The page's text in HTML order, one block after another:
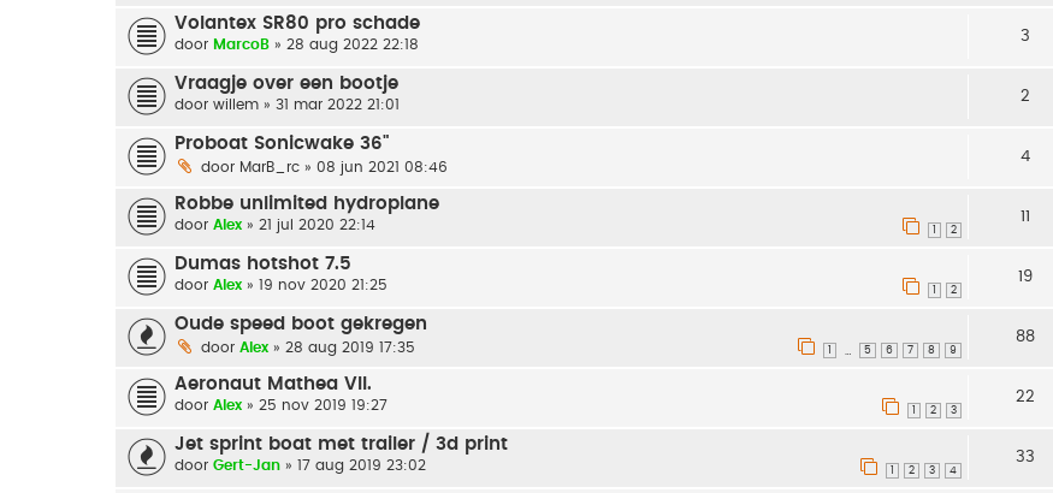
Volantex SR80 pro schade
door MarcoB » 28 aug 2022 22:18 3
Vraagje over een bootje
door willem » 31 mar 2022 21:01 2
Proboat Sonicwake 36"
door MarB_rc » 08 jun 2021 08:46
4
Robbe unlimited hydroplane
door Alex » 21 jul 2020 22:14 2
11
Dumas hotshot 7.5
door Alex » 19 nov 2020 21:25 2
19
Oude speed boot gekregen
door Alex » 28 aug 2019 17:35 … 5 6 7 8 9
88
Aeronaut Mathea VII.
door Alex » 25 nov 2019 19:27 2 3
22
Jet sprint boat met trailer / 3d print
door Gert-Jan » 17 aug 2019 23:02 2 3 4
33